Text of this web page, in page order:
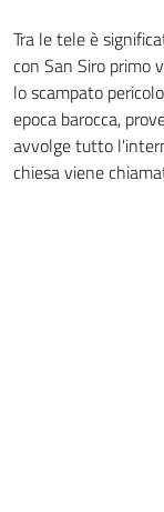
Tra le tele è
con San Siro primo
lo scampato
epoca barocca,
avvolge tutto
chiesa viene